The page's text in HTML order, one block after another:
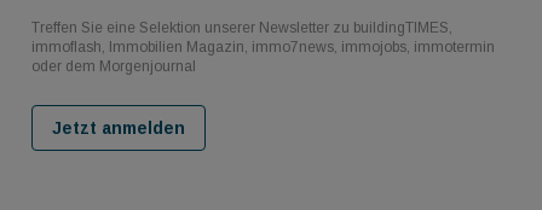
Treffen Sie eine Selektion unserer Newsletter zu buildingTIMES,
immoflash, Immobilien Magazin, immo7news, immojobs, immotermin
oder dem Morgenjournal
Jetzt anmelden